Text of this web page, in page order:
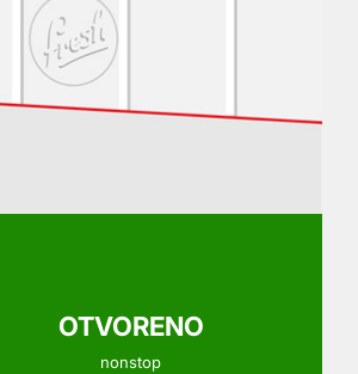
OTVORENO
nonstop